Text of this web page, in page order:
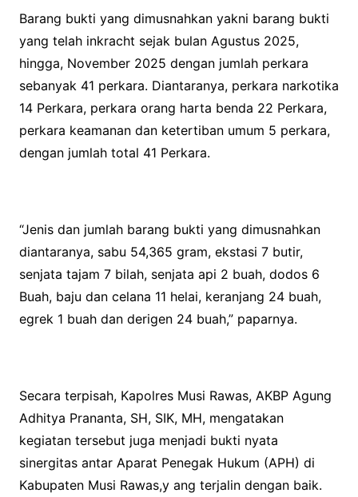
Barang bukti yang dimusnahkan yakni barang bukti
yang telah inkracht sejak bulan Agustus 2025,
hingga, November 2025 dengan jumlah perkara
sebanyak 41 perkara. Diantaranya, perkara narkotika
14 Perkara, perkara orang harta benda 22 Perkara,
perkara keamanan dan ketertiban umum 5 perkara,
dengan jumlah total 41 Perkara.
“Jenis dan jumlah barang bukti yang dimusnahkan
diantaranya, sabu 54,365 gram, ekstasi 7 butir,
senjata tajam 7 bilah, senjata api 2 buah, dodos 6
Buah, baju dan celana 11 helai, keranjang 24 buah,
egrek 1 buah dan derigen 24 buah,” paparnya.
Secara terpisah, Kapolres Musi Rawas, AKBP Agung
Adhitya Prananta, SH, SIK, MH, mengatakan
kegiatan tersebut juga menjadi bukti nyata
sinergitas antar Aparat Penegak Hukum (APH) di
Kabupaten Musi Rawas,y ang terjalin dengan baik.